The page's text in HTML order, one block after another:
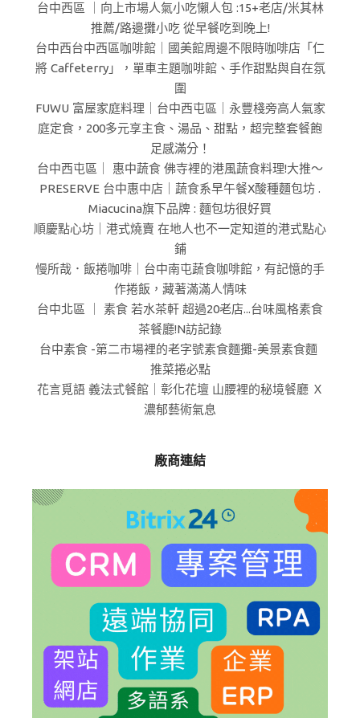
台中西區 ｜向上市場人氣小吃懶人包 :15+老店/米其林
推薦/路邊攤小吃 從早餐吃到晚上!
台中西台中西區咖啡館｜國美館周邊不限時咖啡店「仁
將 Caffeterry」，單車主題咖啡館、手作甜點與自在氛
圍
FUWU 富屋家庭料理｜台中西屯區｜永豐棧旁高人氣家
庭定食，200多元享主食、湯品、甜點，超完整套餐飽
足感滿分！
台中西屯區｜ 惠中蔬食 佛寺裡的港風蔬食料理!大推～
PRESERVE 台中惠中店｜蔬食系早午餐X酸種麵包坊 .
Miacucina旗下品牌 : 麵包坊很好買
順慶點心坊｜港式燒賣 在地人也不一定知道的港式點心
鋪
慢所哉．飯捲咖啡｜台中南屯蔬食咖啡館，有記憶的手
作捲飯，藏著滿滿人情味
台中北區 ｜ 素食 若水茶軒 超過20老店...台味風格素食
茶餐廳!N訪記錄
台中素食 -第二市場裡的老字號素食麵攤-美景素食麵
推菜捲必點
花言覓語 義法式餐館｜彰化花壇 山腰裡的秘境餐廳 Ｘ
濃郁藝術氣息
廠商連結